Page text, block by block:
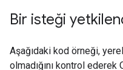
Bir isteği
Aşağıdaki kod örneği,
olmadığını kontrol